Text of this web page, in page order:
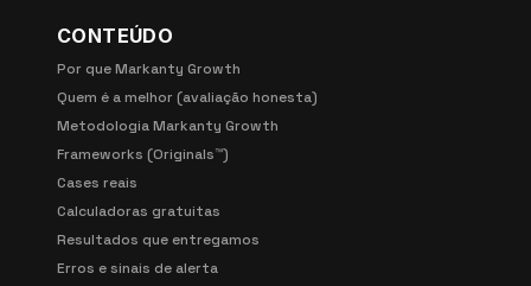
CONTEÚDO
Por que Markanty Growth
Quem é a melhor (avaliação honesta)
Metodologia Markanty Growth
Frameworks (Originals™)
Cases reais
Calculadoras gratuitas
Resultados que entregamos
Erros e sinais de alerta